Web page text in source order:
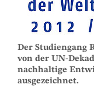
Der Studiengang
von der UN-
nachhaltige
ausgezeichnet.